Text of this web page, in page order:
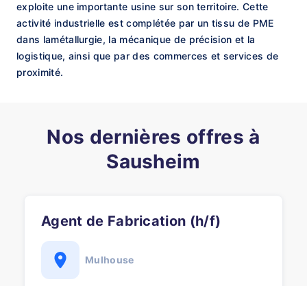
exploite une importante usine sur son territoire. Cette
activité industrielle est complétée par un tissu de PME
dans lamétallurgie, la mécanique de précision et la
logistique, ainsi que par des commerces et services de
proximité.
Nos dernières offres à
Sausheim
Agent de Fabrication (h/f)
Mulhouse